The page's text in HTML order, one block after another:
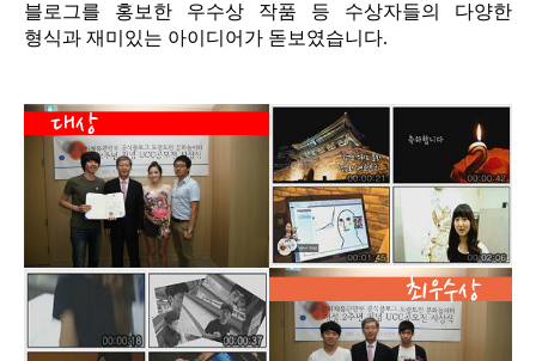
블로그를 홍보한 우수상 작품 등 수상자들의 다양한
형식과 재미있는 아이디어가 돋보였습니다.